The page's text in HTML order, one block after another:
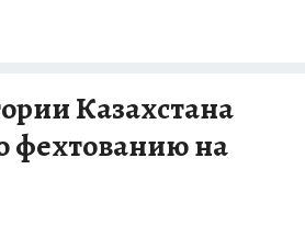
Казахстана
фехтованию на